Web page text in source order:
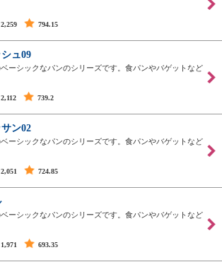
2,259 794.15
ュ09
ーシックなパンのシリーズです。食パンやバゲットなど
2,112 739.2
ン02
ーシックなパンのシリーズです。食パンやバゲットなど
2,051 724.85
ーシックなパンのシリーズです。食パンやバゲットなど
1,971 693.35